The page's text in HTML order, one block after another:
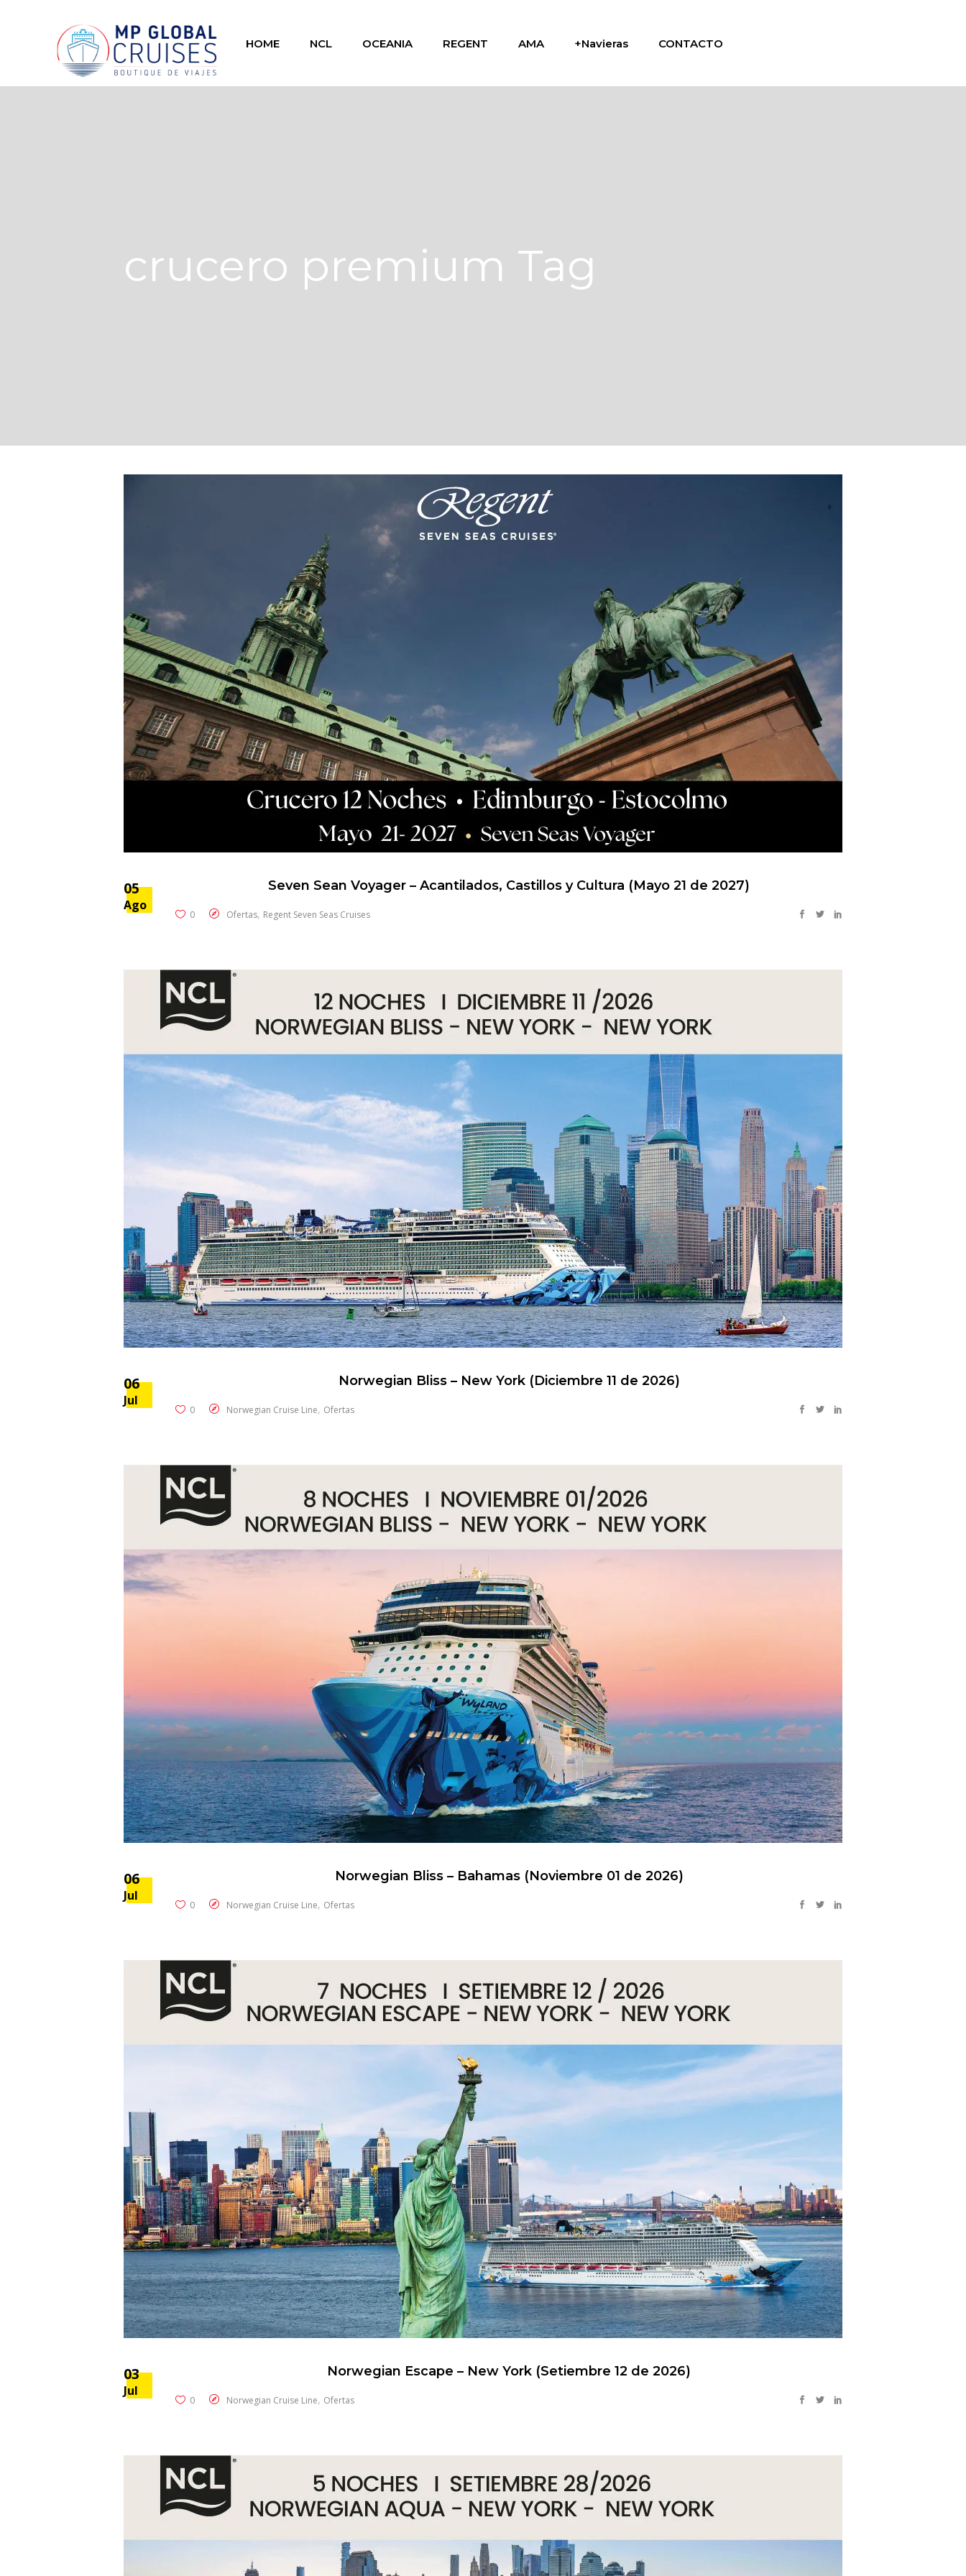
HOME NCL OCEANIA REGENT AMA +Navieras CONTACTO
crucero premium Tag
05
Ago
Seven Sean Voyager – Acantilados, Castillos y Cultura (Mayo 21 de 2027)
0 Ofertas, Regent Seven Seas Cruises
06
Jul
Norwegian Bliss – New York (Diciembre 11 de 2026)
0 Norwegian Cruise Line, Ofertas
06
Jul
Norwegian Bliss – Bahamas (Noviembre 01 de 2026)
0 Norwegian Cruise Line, Ofertas
03
Jul
Norwegian Escape – New York (Setiembre 12 de 2026)
0 Norwegian Cruise Line, Ofertas